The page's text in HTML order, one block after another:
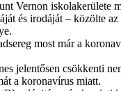
Vernon iskolakerülete
és irodáját – közölte
most már a
jelentősen csökkenti
a koronavírus miatt.